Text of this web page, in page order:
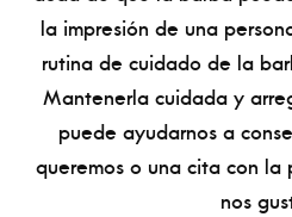
la impresión de una
rutina de cuidado de la
Mantenerla cuidada y
puede ayudarnos a
queremos o una cita con la
nos